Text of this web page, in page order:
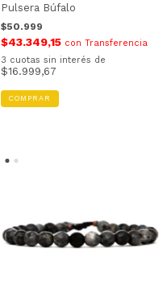
Pulsera Búfalo
$50.999
$43.349,15 con Transferencia
3 cuotas sin interés de
$16.999,67